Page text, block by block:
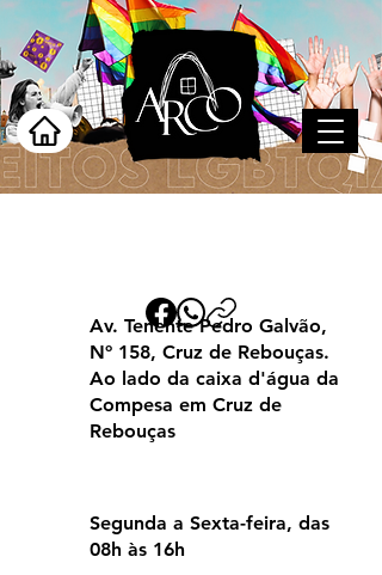
Av. Tenente Pedro Galvão,
Nº 158, Cruz de Rebouças.
Ao lado da caixa d'água da
Compesa em Cruz de
Rebouças
Segunda a Sexta-feira, das
08h às 16h